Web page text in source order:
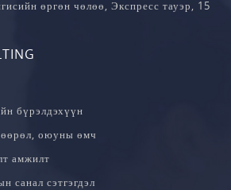
өргөн чөлөө, Экспресс тауэр, 15
бүрэлдэхүүн
оюуны өмч
амжилт
санал сэтгэгдэл